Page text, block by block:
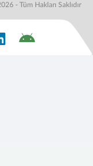
- Tüm Hakları Saklıdır